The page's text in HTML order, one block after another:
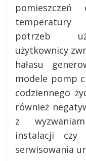
temperatury
potrzeb
użytkownicy
hałasu
modele pomp
codziennego
również
z
instalacji czy
serwisowania